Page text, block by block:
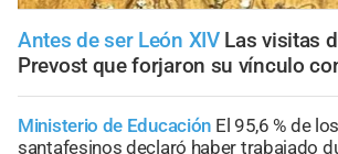
Antes de ser León XIV Las visitas
Prevost que forjaron su vínculo
Ministerio de Educación El 95,6 % de
santafesinos declaró haber trabajado